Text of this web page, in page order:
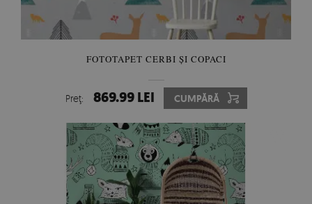
FOTOTAPET CERBI ȘI COPACI
Preţ: 869.99 LEI CUMPĂRĂ